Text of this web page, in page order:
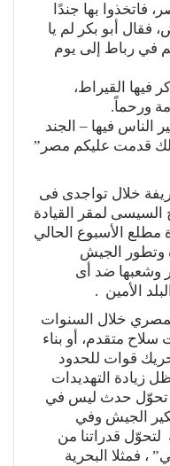
فاتخذوا بها جندًا
فقال أبو بكر لم يا
في رباط إلى يوم
فيها القيراط،
ورحماً.
الناس فيها – الجند
قدمت عليكم مصر”
خلال تواجدى فى
السيسى لمقر القيادة
مطلع الأسبوع الحالي
وتطور الجيش
وشعبها ضد أى
الأمين .
خلال السنوات
متقدم، أو بناء
قوات للحدود
زيادة التهديدات
تحوّل حدث ليس في
الجيش وفي
لتحوّل قدراتنا من
فمثلا البحرية